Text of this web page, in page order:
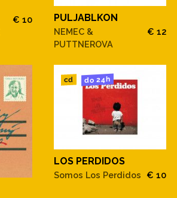
€ 10 PULJABLKON
NEMEC &
PUTTNEROVA
€ 12
cd do 24h
LOS PERDIDOS
Somos Los Perdidos € 10